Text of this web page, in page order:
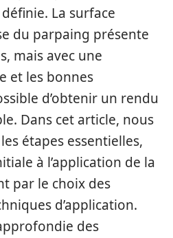
La surface
du parpaing présente
mais avec une
et les bonnes
d’obtenir un rendu
Dans cet article, nous
étapes essentielles,
à l’application de la
par le choix des
d’application.
des